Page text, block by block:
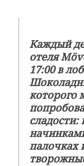
Каждый
отеля
17:00 в
которого
сладости:
палочках